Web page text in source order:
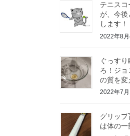
テニスコ
が、今後
します！
2022年8月
ぐっす
ろ！ジ
の質を変
2022年7月
グリップ
は体の一